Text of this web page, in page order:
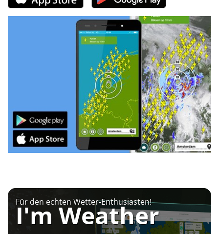
Für den echten Wetter-Enthusiasten!
I'm Weather